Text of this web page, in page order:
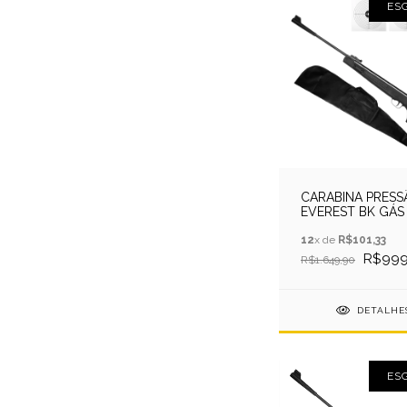
CARABINA
EVEREST BK GÁS
12x de R$101,33
R$1.649,90